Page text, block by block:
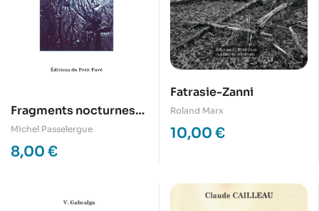
Fragments nocturnes
pour une chanson
d’aube
Michel Passelergue
8,00 €
Fatrasie-Zanni
Roland Marx
10,00 €